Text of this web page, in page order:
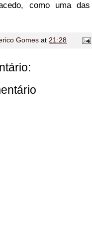
como uma
Gomes at 21:28